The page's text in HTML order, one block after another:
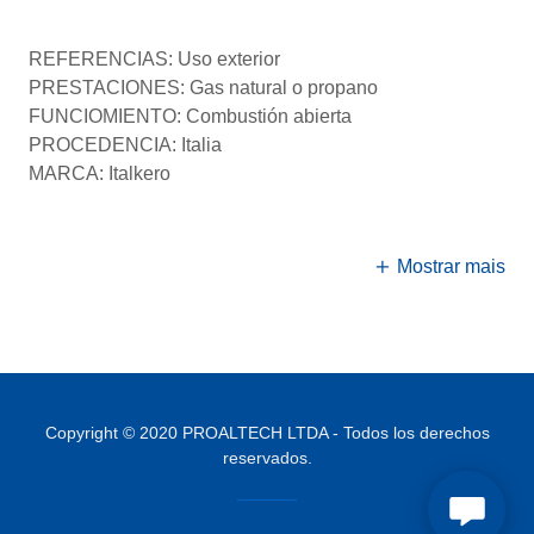
REFERENCIAS: Uso exterior
PRESTACIONES: Gas natural o propano
FUNCIOMIENTO: Combustión abierta
PROCEDENCIA: Italia
MARCA: Italkero
Mostrar mais
Copyright © 2020 PROALTECH LTDA - Todos los derechos
reservados.